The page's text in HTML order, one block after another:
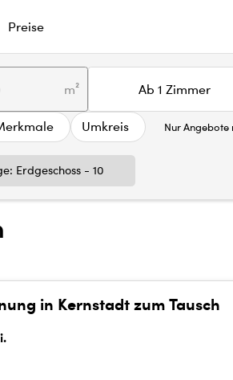
Preise
m² Ab 1 Zimmer
Umkreis Nur Angebote
Erdgeschoss - 10
in Kernstadt zum Tausch